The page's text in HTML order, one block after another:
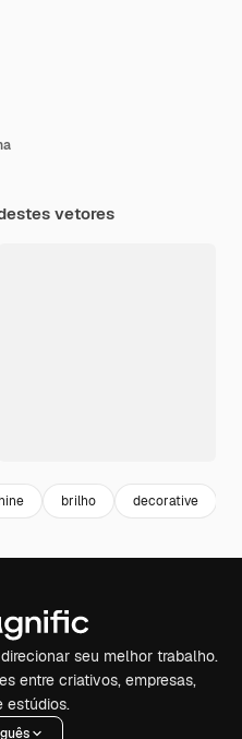
vetores
brilho decorative
seu melhor trabalho.
entre criativos, empresas,
estúdios.